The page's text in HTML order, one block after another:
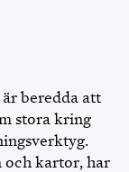
beredda att
stora kring
och kartor, har